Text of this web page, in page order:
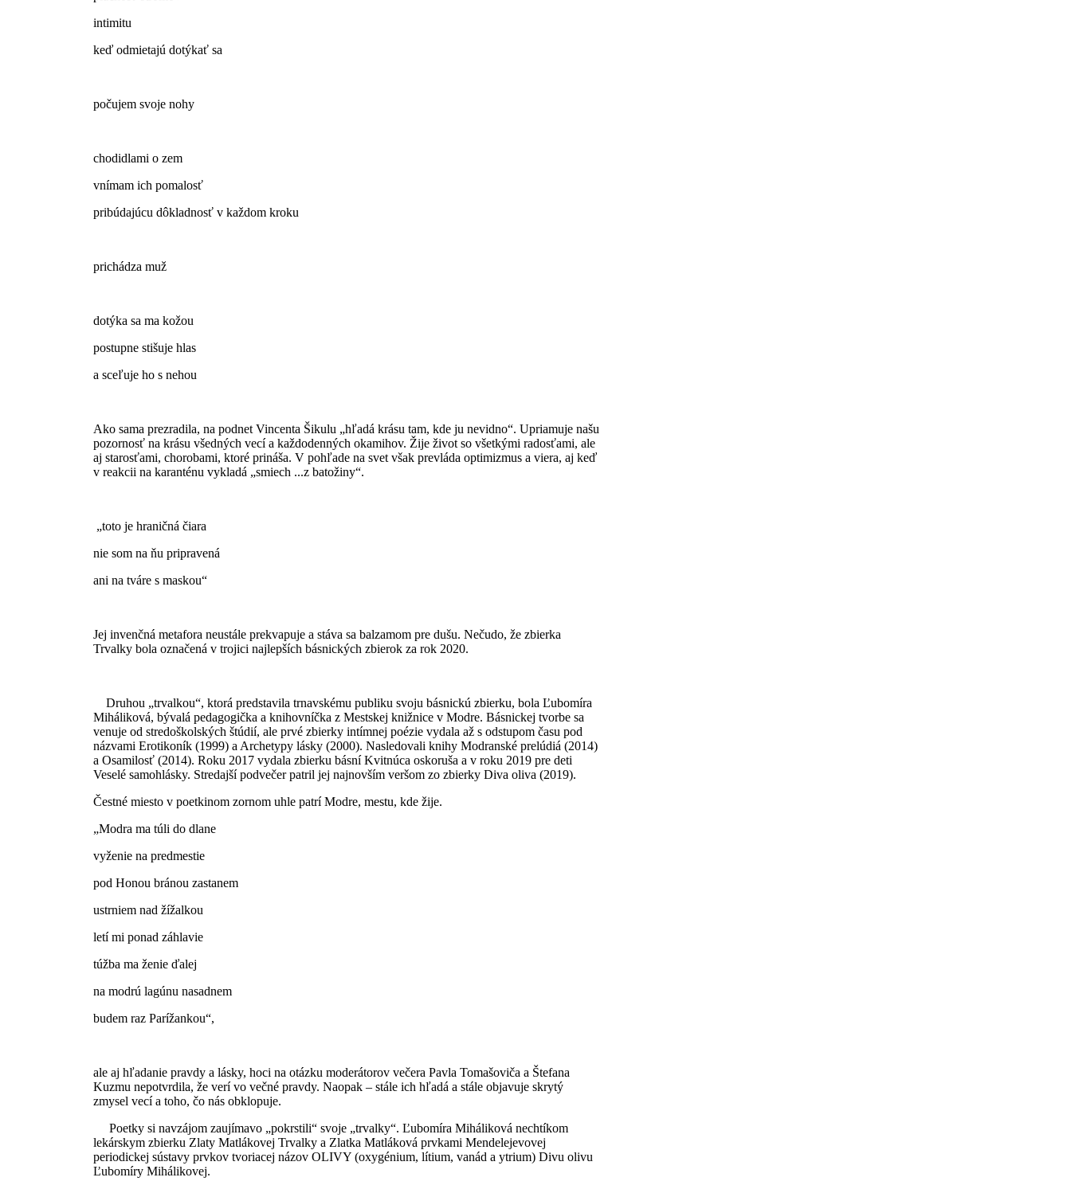
intimitu
keď odmietajú dotýkať sa
počujem svoje nohy
chodidlami o zem
vnímam ich pomalosť
pribúdajúcu dôkladnosť v každom kroku
prichádza muž
dotýka sa ma kožou
postupne stišuje hlas
a sceľuje ho s nehou
Ako sama prezradila, na podnet Vincenta Šikulu „hľadá krásu tam, kde ju nevidno“. Upriamuje našu
pozornosť na krásu všedných vecí a každodenných okamihov. Žije život so všetkými radosťami, ale
aj starosťami, chorobami, ktoré prináša. V pohľade na svet však prevláda optimizmus a viera, aj keď
v reakcii na karanténu vykladá „smiech ...z batožiny“.
„toto je hraničná čiara
nie som na ňu pripravená
ani na tváre s maskou“
Jej invenčná metafora neustále prekvapuje a stáva sa balzamom pre dušu. Nečudo, že zbierka
Trvalky bola označená v trojici najlepších básnických zbierok za rok 2020.
Druhou „trvalkou“, ktorá predstavila trnavskému publiku svoju básnickú zbierku, bola Ľubomíra
Miháliková, bývalá pedagogička a knihovníčka z Mestskej knižnice v Modre. Básnickej tvorbe sa
venuje od stredoškolských štúdií, ale prvé zbierky intímnej poézie vydala až s odstupom času pod
názvami Erotikoník (1999) a Archetypy lásky (2000). Nasledovali knihy Modranské prelúdiá (2014)
a Osamilosť (2014). Roku 2017 vydala zbierku básní Kvitnúca oskoruša a v roku 2019 pre deti
Veselé samohlásky. Stredajší podvečer patril jej najnovším veršom zo zbierky Diva oliva (2019).
Čestné miesto v poetkinom zornom uhle patrí Modre, mestu, kde žije.
„Modra ma túli do dlane
vyženie na predmestie
pod Honou bránou zastanem
ustrniem nad žížalkou
letí mi ponad záhlavie
túžba ma ženie ďalej
na modrú lagúnu nasadnem
budem raz Parížankou“,
ale aj hľadanie pravdy a lásky, hoci na otázku moderátorov večera Pavla Tomašoviča a Štefana
Kuzmu nepotvrdila, že verí vo večné pravdy. Naopak – stále ich hľadá a stále objavuje skrytý
zmysel vecí a toho, čo nás obklopuje.
Poetky si navzájom zaujímavo „pokrstili“ svoje „trvalky“. Ľubomíra Miháliková nechtíkom
lekárskym zbierku Zlaty Matlákovej Trvalky a Zlatka Matláková prvkami Mendelejevovej
periodickej sústavy prvkov tvoriacej názov OLIVY (oxygénium, lítium, vanád a ytrium) Divu olivu
Ľubomíry Mihálikovej.